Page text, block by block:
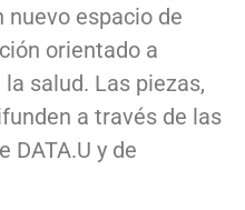
nuevo espacio de
orientado a
salud. Las piezas,
a través de las
DATA.U y de